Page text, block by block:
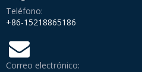
Teléfono:
+86-15218865186
Correo electrónico: